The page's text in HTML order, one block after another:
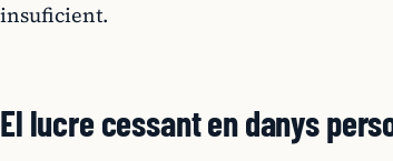
insuficient.
El lucre cessant en danys